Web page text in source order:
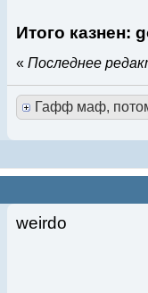
Итого казнен:
« Последнее
Гафф маф,
weirdo